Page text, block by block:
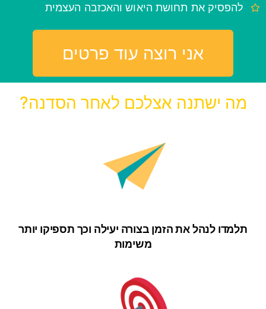
להפסיק את תחושת היאוש והאכזבה העצמית
אני רוצה עוד פרטים
מה ישתנה אצלכם לאחר הסדנה?
תלמדו לנהל את הזמן בצורה יעילה וכך תספיקו יותר
משימות